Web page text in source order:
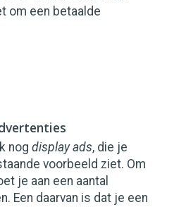
om een betaalde
nog display ads, die je
voorbeeld ziet. Om
je aan een aantal
Een daarvan is dat je een